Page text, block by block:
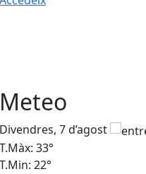
Meteo
Divendres, 7 d’agost
T.Màx: 33°
T.Min: 22°